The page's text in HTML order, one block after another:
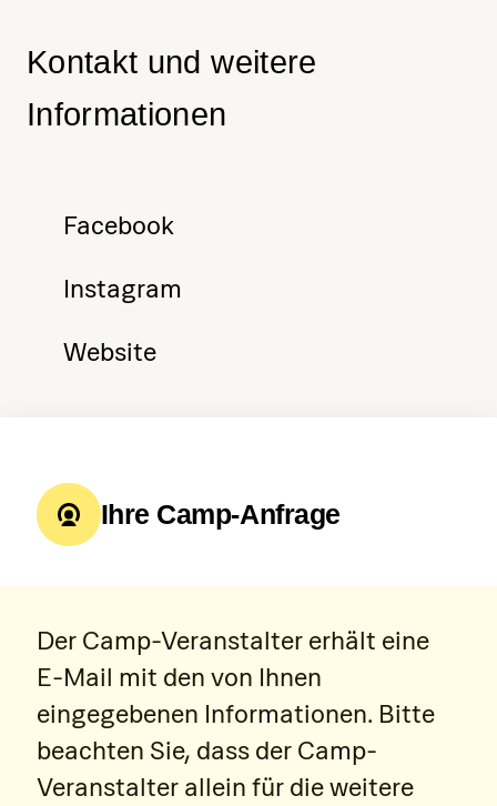
Kontakt und weitere
Informationen
Facebook
Instagram
Website
Ihre Camp-Anfrage
Der Camp-Veranstalter erhält eine
E-Mail mit den von Ihnen
eingegebenen Informationen. Bitte
beachten Sie, dass der Camp-
Veranstalter allein für die weitere